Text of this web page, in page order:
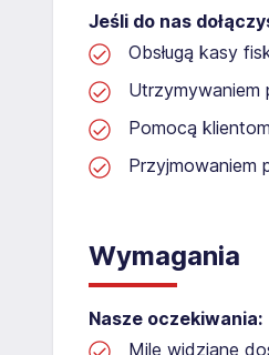
Jeśli do nas
Obsługą kasy
Utrzymywaniem
Pomocą
Przyjmowaniem
Wymagania
Nasze oczekiwania:
Mile widziane